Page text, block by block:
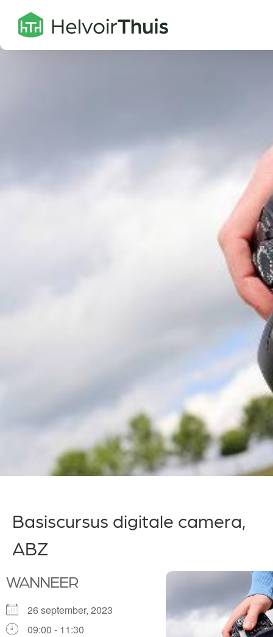
Basiscursus digitale camera,
ABZ
WANNEER
26 september, 2023
09:00 - 11:30